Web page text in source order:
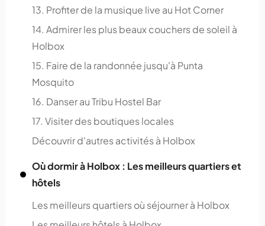
13. Profiter de la musique live au Hot Corner
14. Admirer les plus beaux couchers de soleil à
Holbox
15. Faire de la randonnée jusqu'à Punta
Mosquito
16. Danser au Tribu Hostel Bar
17. Visiter des boutiques locales
Découvrir d'autres activités à Holbox
Où dormir à Holbox : Les meilleurs quartiers et
hôtels
Les meilleurs quartiers où séjourner à Holbox